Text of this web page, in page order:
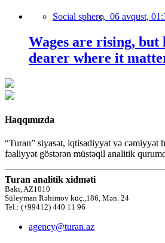
Social sphere, 06 avqust,
Wages are rising, but
dearer where it
Haqqımızda
“Turan” siyasət, iqtisadiyyat və cəmiyyət
fəaliyyət göstərən müstəqil analitik
Turan analitik xidməti
Bakı, AZ1010
Süleyman Rəhimov küç.,186, Mən. 24
Tel.: (+99412) 440 11 96
agency@turan.az